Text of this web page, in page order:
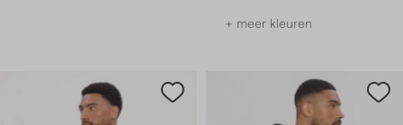
+ meer kleuren